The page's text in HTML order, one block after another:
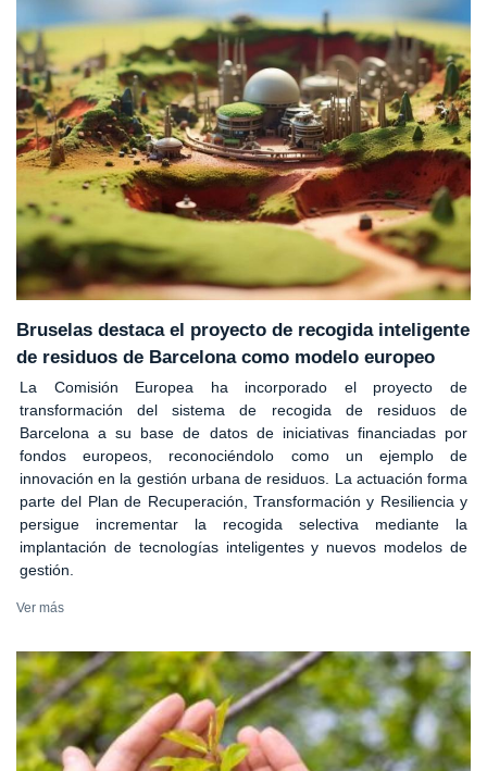
Bruselas destaca el proyecto de recogida inteligente
de residuos de Barcelona como modelo europeo
La Comisión Europea ha incorporado el proyecto de
transformación del sistema de recogida de residuos de
Barcelona a su base de datos de iniciativas financiadas por
fondos europeos, reconociéndolo como un ejemplo de
innovación en la gestión urbana de residuos. La actuación forma
parte del Plan de Recuperación, Transformación y Resiliencia y
persigue incrementar la recogida selectiva mediante la
implantación de tecnologías inteligentes y nuevos modelos de
gestión.
Ver más